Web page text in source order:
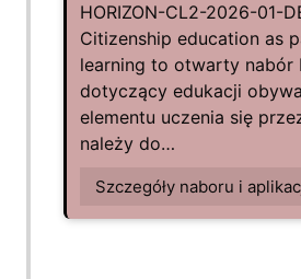
HORIZON-CL2-2026-01-
Citizenship education as
learning to otwarty nabór
dotyczący edukacji
elementu uczenia się
należy do…
Szczegóły naboru i